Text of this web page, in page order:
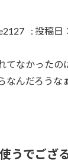
: 投稿日
てなかったの
なんだろうな
うでござ